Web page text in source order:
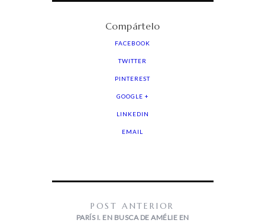
Compártelo
FACEBOOK
TWITTER
PINTEREST
GOOGLE +
LINKEDIN
EMAIL
POST ANTERIOR
PARÍS I. EN BUSCA DE AMÉLIE EN